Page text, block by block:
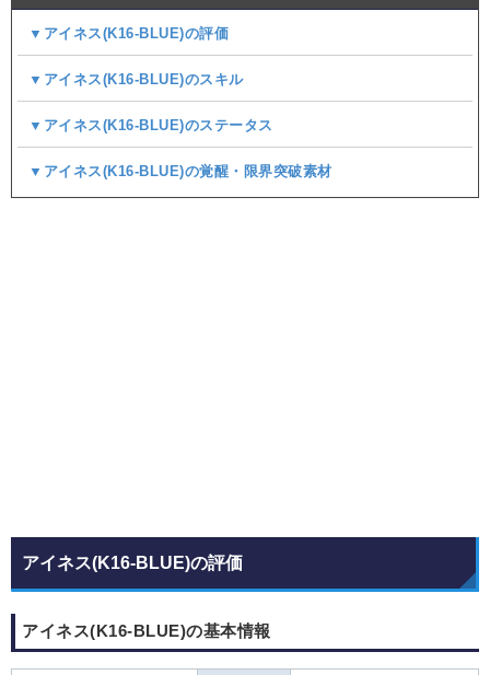
▼アイネス(K16-BLUE)の評価
▼アイネス(K16-BLUE)のスキル
▼アイネス(K16-BLUE)のステータス
▼アイネス(K16-BLUE)の覚醒・限界突破素材
アイネス(K16-BLUE)の評価
アイネス(K16-BLUE)の基本情報